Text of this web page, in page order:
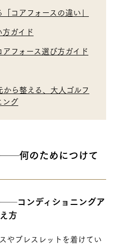
コアフォースの違い」
ガイド
フォース選び方ガイド
ら整える、大人ゴルフ
ング
──何のためにつけて
──コンディショニングア
方
やブレスレットを着けてい